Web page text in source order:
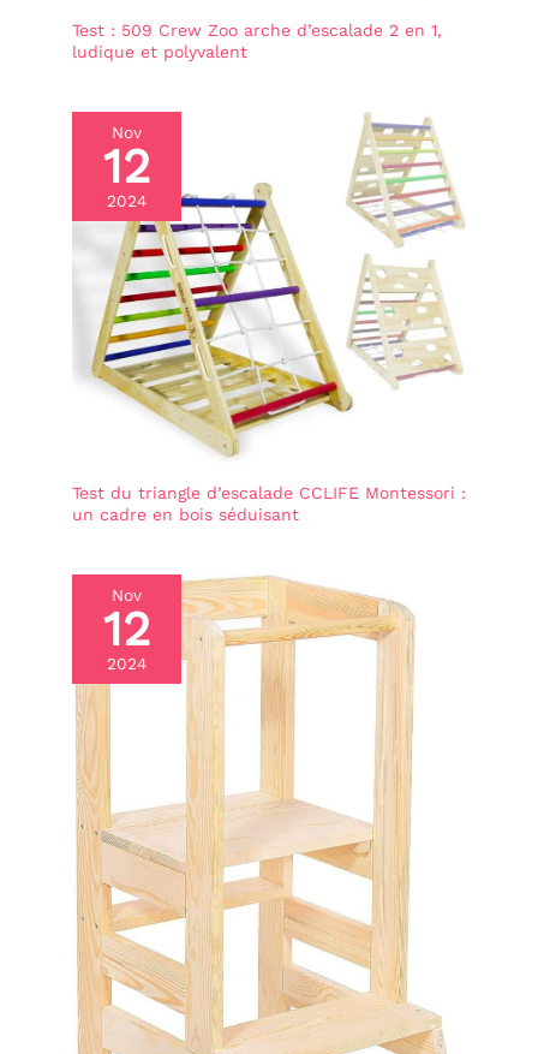
Test : 509 Crew Zoo arche d’escalade 2 en 1,
ludique et polyvalent
Nov
12
2024
Test du triangle d’escalade CCLIFE Montessori :
un cadre en bois séduisant
Nov
12
2024